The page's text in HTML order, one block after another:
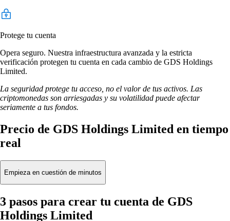
Protege tu cuenta
Opera seguro. Nuestra infraestructura avanzada y la estricta
verificación protegen tu cuenta en cada cambio de GDS Holdings
Limited.
La seguridad protege tu acceso, no el valor de tus activos. Las
criptomonedas son arriesgadas y su volatilidad puede afectar
seriamente a tus fondos.
Precio de GDS Holdings Limited en tiempo
real
Empieza en cuestión de minutos
3 pasos para crear tu cuenta de GDS
Holdings Limited